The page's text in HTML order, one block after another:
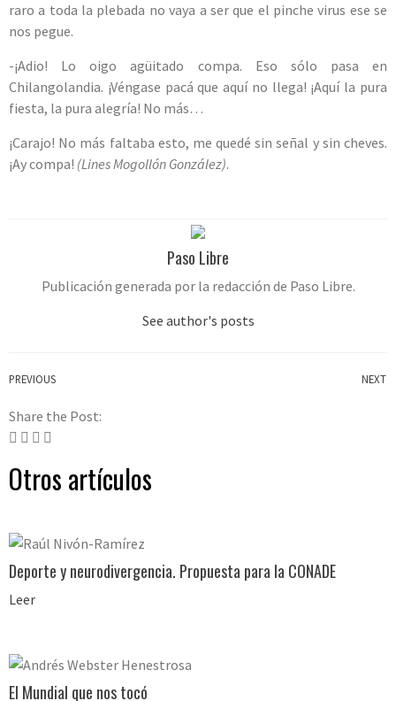
raro a toda la plebada no vaya a ser que el pinche virus ese se
nos pegue.
-¡Adio! Lo oigo agüitado compa. Eso sólo pasa en
Chilangolandia. ¡Véngase pacá que aquí no llega! ¡Aquí la pura
fiesta, la pura alegría! No más…
¡Carajo! No más faltaba esto, me quedé sin señal y sin cheves.
¡Ay compa! (Lines Mogollón González).
Paso Libre
Publicación generada por la redacción de Paso Libre.
See author's posts
PREVIOUS NEXT
Share the Post:
Otros artículos
Deporte y neurodivergencia. Propuesta para la CONADE
Leer
El Mundial que nos tocó